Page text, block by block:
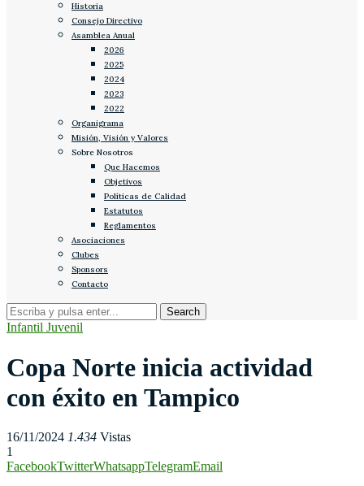
Historia
Consejo Directivo
Asamblea Anual
2026
2025
2024
2023
2022
Organigrama
Misión, Visión y Valores
Sobre Nosotros
Que Hacemos
Objetivos
Políticas de Calidad
Estatutos
Reglamentos
Asociaciones
Clubes
Sponsors
Contacto
Infantil Juvenil
Copa Norte inicia actividad
con éxito en Tampico
16/11/2024 1.434 Vistas
1
FacebookTwitterWhatsappTelegramEmail